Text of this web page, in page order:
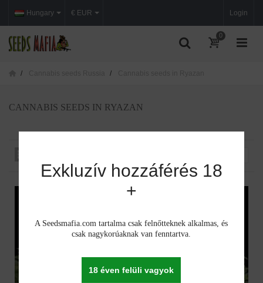
Hungary Login
€ EUR
0
CANNABIS SEEDS IN RYAZAN
Exkluzív hozzáférés 18
+
A Seedsmafia.com tartalma csak felnőtteknek alkalmas, és
csak nagykorúaknak van fenntartva.
18 éven felüli vagyok